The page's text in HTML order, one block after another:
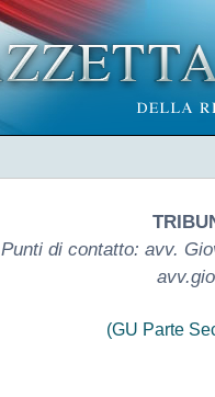
Punti di contatto: avv.
(GU Parte